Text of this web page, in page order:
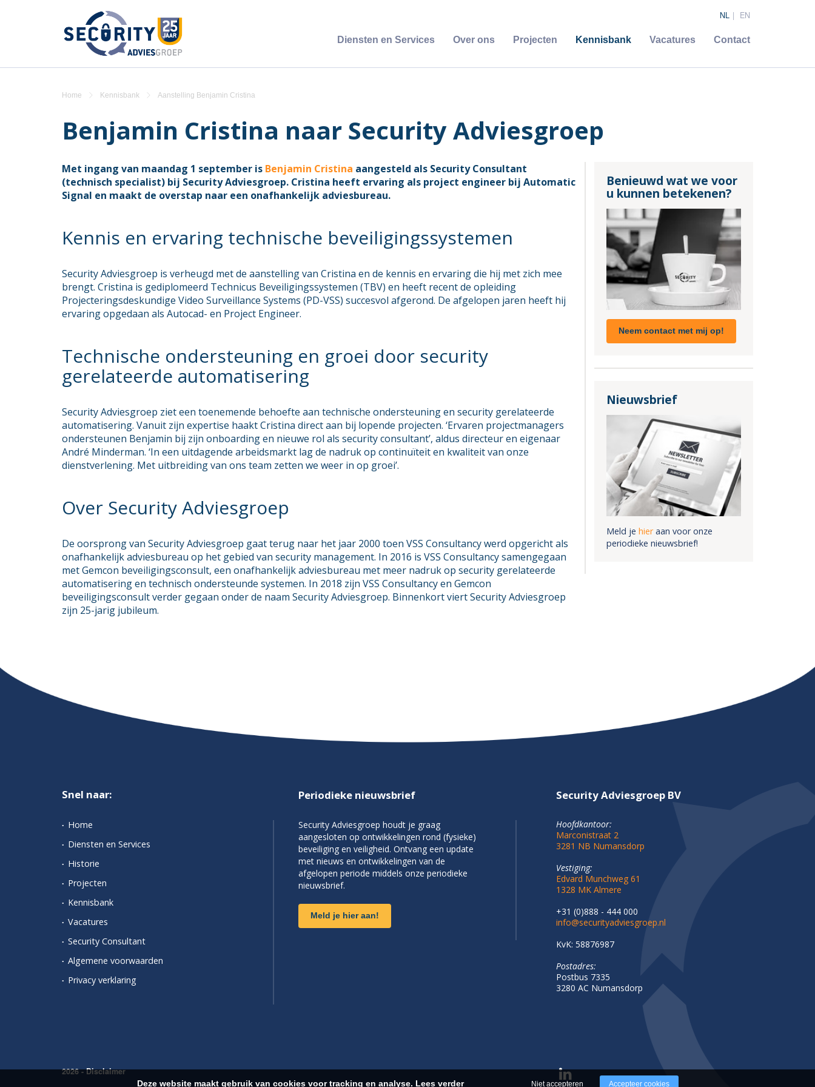
Diensten en Services Over ons Projecten Kennisbank Vacatures Contact
NL EN
Home Kennisbank Aanstelling Benjamin Cristina
Benjamin Cristina naar Security Adviesgroep
Met ingang van maandag 1 september is Benjamin Cristina aangesteld als Security Consultant
(technisch specialist) bij Security Adviesgroep. Cristina heeft ervaring als project engineer bij Automatic
Signal en maakt de overstap naar een onafhankelijk adviesbureau.
Kennis en ervaring technische beveiligingssystemen
Security Adviesgroep is verheugd met de aanstelling van Cristina en de kennis en ervaring die hij met zich mee
brengt. Cristina is gediplomeerd Technicus Beveiligingssystemen (TBV) en heeft recent de opleiding
Projecteringsdeskundige Video Surveillance Systems (PD-VSS) succesvol afgerond. De afgelopen jaren heeft hij
ervaring opgedaan als Autocad- en Project Engineer.
Technische ondersteuning en groei door security
gerelateerde automatisering
Security Adviesgroep ziet een toenemende behoefte aan technische ondersteuning en security gerelateerde
automatisering. Vanuit zijn expertise haakt Cristina direct aan bij lopende projecten. ‘Ervaren projectmanagers
ondersteunen Benjamin bij zijn onboarding en nieuwe rol als security consultant’, aldus directeur en eigenaar
André Minderman. ‘In een uitdagende arbeidsmarkt lag de nadruk op continuïteit en kwaliteit van onze
dienstverlening. Met uitbreiding van ons team zetten we weer in op groei’.
Over Security Adviesgroep
De oorsprong van Security Adviesgroep gaat terug naar het jaar 2000 toen VSS Consultancy werd opgericht als
onafhankelijk adviesbureau op het gebied van security management. In 2016 is VSS Consultancy samengegaan
met Gemcon beveiligingsconsult, een onafhankelijk adviesbureau met meer nadruk op security gerelateerde
automatisering en technisch ondersteunde systemen. In 2018 zijn VSS Consultancy en Gemcon
beveiligingsconsult verder gegaan onder de naam Security Adviesgroep. Binnenkort viert Security Adviesgroep
zijn 25-jarig jubileum.
Benieuwd wat we voor
u kunnen betekenen?
Neem contact met mij op!
Nieuwsbrief
Meld je hieraan voor onze
periodieke nieuwsbrief!
Snel naar:
Home
Diensten en Services
Historie
Projecten
Kennisbank
Vacatures
Security Consultant
Algemene voorwaarden
Privacy verklaring
Periodieke nieuwsbrief
Security Adviesgroep houdt je graag
aangesloten op ontwikkelingen rond (fysieke)
beveiliging en veiligheid. Ontvang een update
met nieuws en ontwikkelingen van de
afgelopen periode middels onze periodieke
nieuwsbrief.
Meld je hier aan!
Security Adviesgroep BV
Hoofdkantoor:
Marconistraat 2
3281 NB Numansdorp
Vestiging:
Edvard Munchweg 61
1328 MK Almere
+31 (0)888 - 444 000
info@securityadviesgroep.nl
KvK: 58876987
Postadres:
Postbus 7335
3280 AC Numansdorp
2026 -Disclaimer
Deze website maakt gebruik van cookies voor tracking en analyse. Lees verder Niet accepteren Accepteer cookies